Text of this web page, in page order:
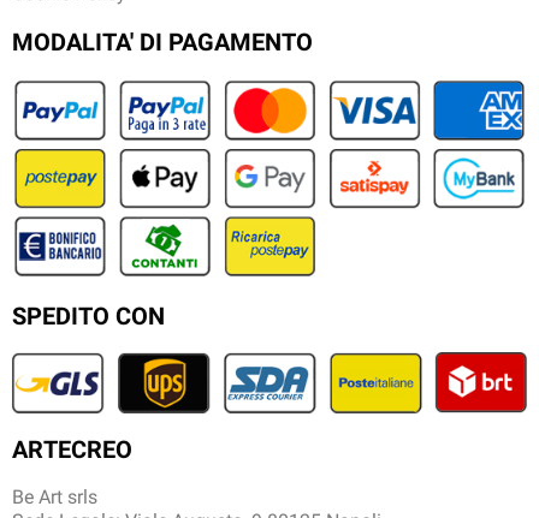
MODALITA' DI PAGAMENTO
SPEDITO CON
ARTECREO
Be Art srls